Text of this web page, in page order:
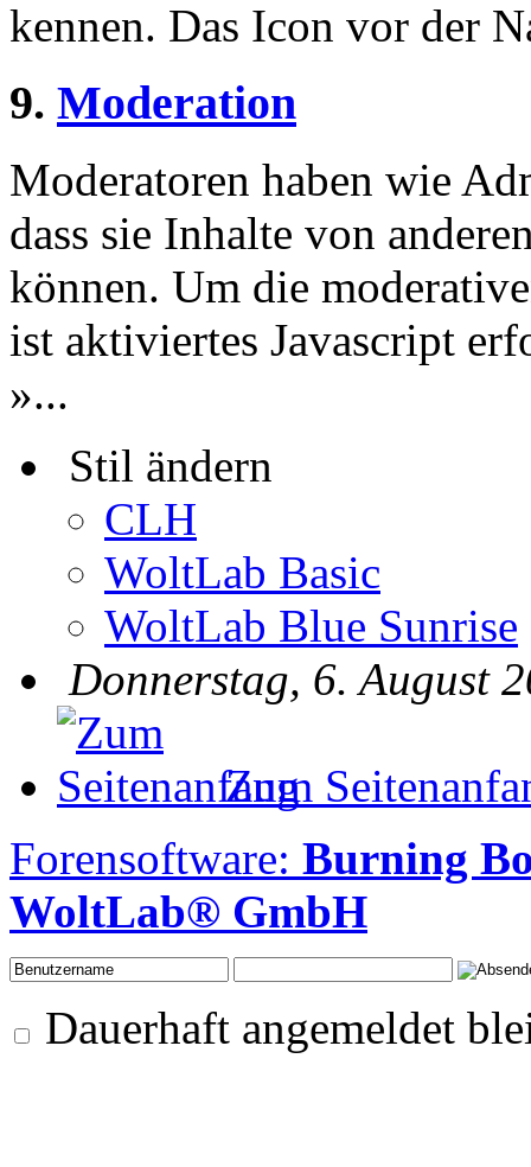
kennen. Das Icon vor der
9. Moderation
Moderatoren haben wie
dass sie Inhalte von
können. Um die
ist aktiviertes Javascript
»...
Stil ändern
CLH
WoltLab Basic
WoltLab Blue Sunrise
Donnerstag, 6. August
Zum
Forensoftware: Burning
WoltLab® GmbH
Dauerhaft angemeldet